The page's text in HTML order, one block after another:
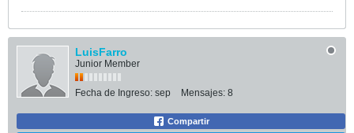
LuisFarro
Junior Member
Fecha de Ingreso: sep Mensajes: 8
Compartir